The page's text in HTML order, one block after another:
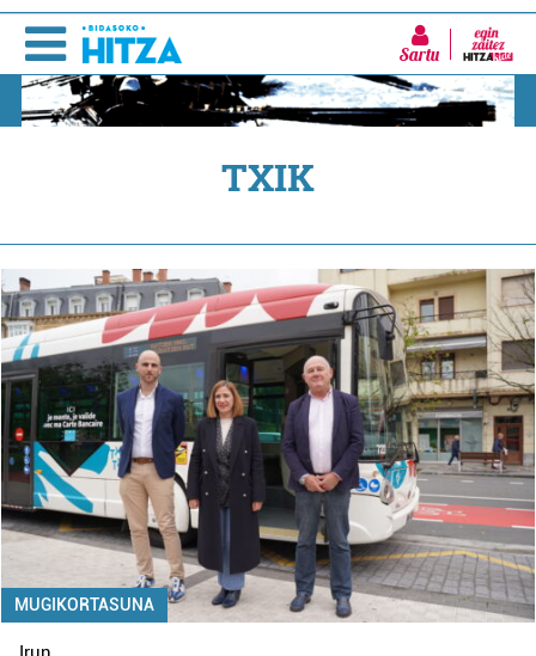
Sartu
TXIK
MUGIKORTASUNA